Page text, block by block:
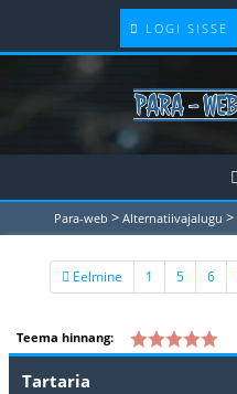
LOGI SISSE
Para-web > Alternatiivajalugu >
Eelmine 1 5 6
Teema hinnang:
Tartaria